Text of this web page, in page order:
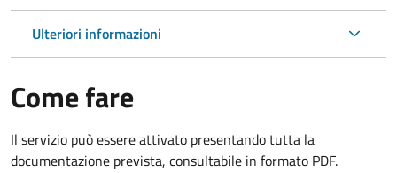
Ulteriori informazioni
Come fare
Il servizio può essere attivato presentando tutta la
documentazione prevista, consultabile in formato PDF.